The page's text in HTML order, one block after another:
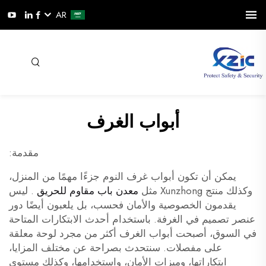
AR
أبواب الغرف
مقدمة:
يمكن أن تكون أبواب غرف النوم جزءًا مهمًا من المنزل،
وكذلك منتج Xunzhong مثل
معدن باب مقاوم للحريق . ليس
يقدمون الخصوصية والأمان فحسب، بل يلعبون أيضًا دور
عنصر تصميم في الغرفة. باستخدام أحدث الابتكارات المتاحة
في السوق، أصبحت أبواب الغرف أكثر من مجرد لوحة معلقة
على مفصلات. سنتحدث بصراحة عن مختلف المزايا،
ابتكاراتها، وميزات الأمان، واستخدامها، وكذلك مستوى